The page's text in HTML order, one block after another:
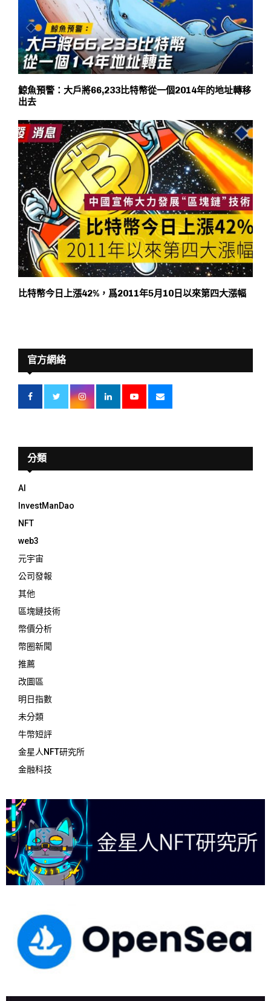
鯨魚預警：大戶將66,233比特幣從一個2014年的地址轉移
出去
比特幣今日上漲42%，爲2011年5月10日以來第四大漲幅
官方網絡
分類
AI
InvestManDao
NFT
web3
元宇宙
公司發報
其他
區塊鏈技術
幣價分析
幣圈新聞
推薦
改圖區
明日指數
未分類
牛幣短評
金星人NFT研究所
金融科技